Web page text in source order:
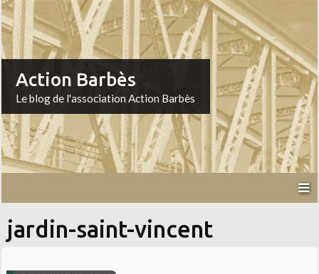
Action Barbès
Le blog de l'association Action Barbès
jardin-saint-vincent